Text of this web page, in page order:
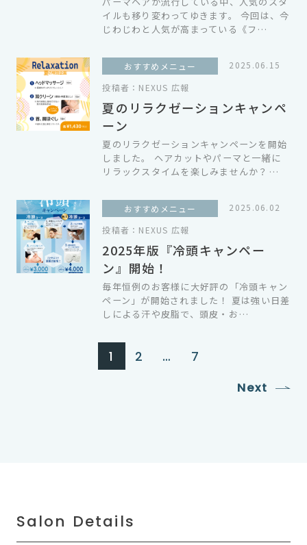
イルも移り変わってゆきます。 今回は、今
じわじわと人気が高まっている《フ…
おすすめメニュー
2025.06.15
投稿者： NEXUS 広報
夏のリラクゼーションキャンペ
ーン
夏のリラクゼーションキャンペーンを開始
しました。 ヘアカットやパーマと一緒に
リラックスタイムを楽しみませんか？…
おすすめメニュー
2025.06.02
投稿者： NEXUS 広報
2025年版『冷頭キャンペー
ン』開始！
毎年恒例のお客様に大好評の「冷頭キャン
ペーン」が開始されました！ 夏は強い日差
しによる汗や皮脂で、頭皮・お…
1 2 … 7
Next
Salon Details